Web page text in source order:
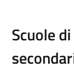
Scuole